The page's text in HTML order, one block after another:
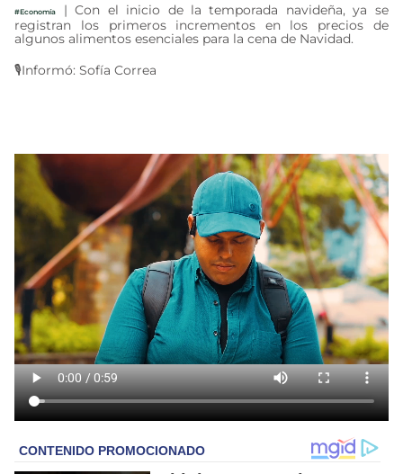
#Economía
| Con el inicio de la temporada navideña, ya se
registran los primeros incrementos en los precios de
algunos alimentos esenciales para la cena de Navidad.
🎙Informó: Sofía Correa